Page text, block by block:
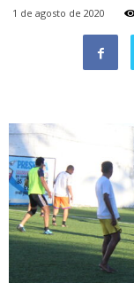
1 de agosto de 2020